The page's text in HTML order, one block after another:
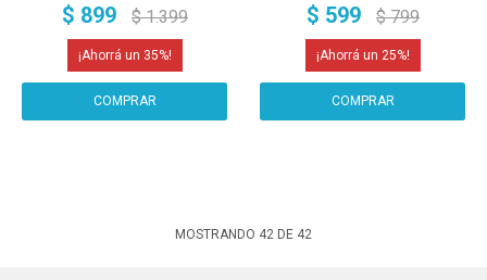
Drenaje Agua Cocina Imback
$ 899 $ 1.399
35
Placard Imback Color Negro
$ 599 $ 799
25
MOSTRANDO 42 DE 42